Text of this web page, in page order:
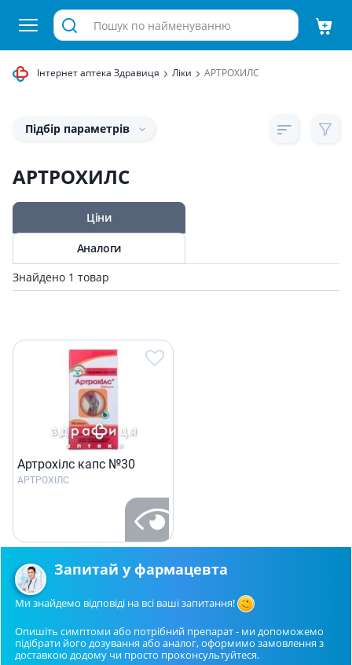
Інтернет аптека Здравиця Ліки АРТРОХИЛС
Підбір параметрів
АРТРОХИЛС
Ціни
Аналоги
Знайдено 1 товар
Артрохiлс капс №30
АРТРОХІЛС
Запитай у фармацевта
Ми знайдемо відповіді на всі ваші запитання!
Опишіть симптоми або потрібний препарат - ми допоможемо
підібрати його дозування або аналог, оформимо замовлення з
доставкою додому чи просто проконсультуйтеся.